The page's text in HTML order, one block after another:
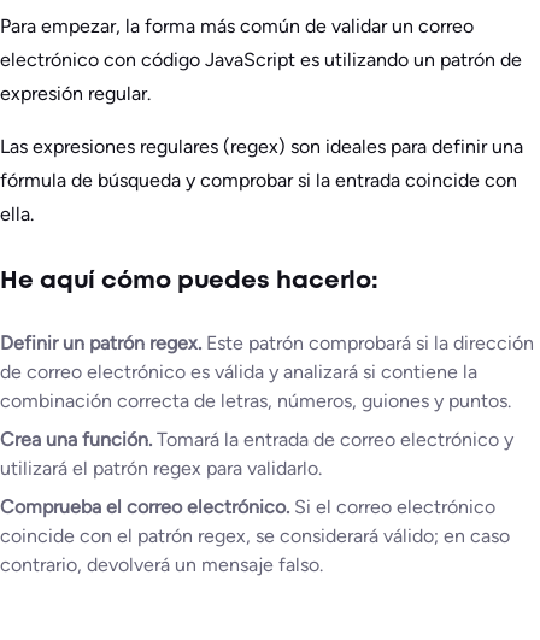
Para empezar, la forma más común de validar un correo
electrónico con código JavaScript es utilizando un patrón de
expresión regular.
Las expresiones regulares (regex) son ideales para definir una
fórmula de búsqueda y comprobar si la entrada coincide con
ella.
He aquí cómo puedes hacerlo:
Definir un patrón regex. Este patrón comprobará si la dirección
de correo electrónico es válida y analizará si contiene la
combinación correcta de letras, números, guiones y puntos.
Crea una función. Tomará la entrada de correo electrónico y
utilizará el patrón regex para validarlo.
Comprueba el correo electrónico. Si el correo electrónico
coincide con el patrón regex, se considerará válido; en caso
contrario, devolverá un mensaje falso.